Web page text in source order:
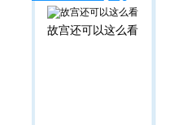
故宫还可以这么看